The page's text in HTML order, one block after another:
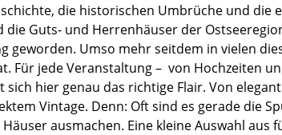
die historischen Umbrüche und die
die Guts- und Herrenhäuser der
geworden. Umso mehr seitdem in vielen
Für jede Veranstaltung – von Hochzeiten
sich hier genau das richtige Flair. Von
Vintage. Denn: Oft sind es gerade die
ausmachen. Eine kleine Auswahl aus